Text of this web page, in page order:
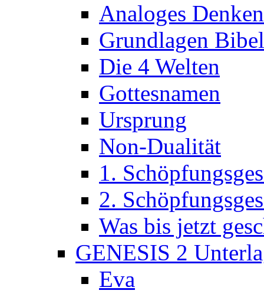
Analoges Denken
Grundlagen Bibel
Die 4 Welten
Gottesnamen
Ursprung
Non-Dualität
1.
2.
Was bis jetzt
GENESIS 2
Eva